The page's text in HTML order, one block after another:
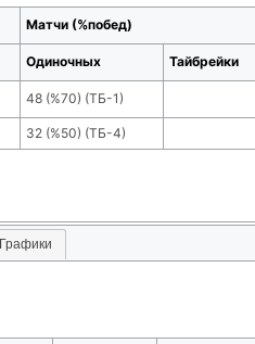
Матчи (%побед)
Одиночных Тайбрейки
48 (%70) (ТБ-1)
32 (%50) (ТБ-4)
Графики